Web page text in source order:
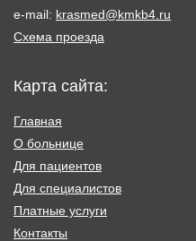
e-mail: krasmed@kmkb4.ru
Схема проезда
Карта сайта:
Главная
О больнице
Для пациентов
Для специалистов
Платные услуги
Контакты